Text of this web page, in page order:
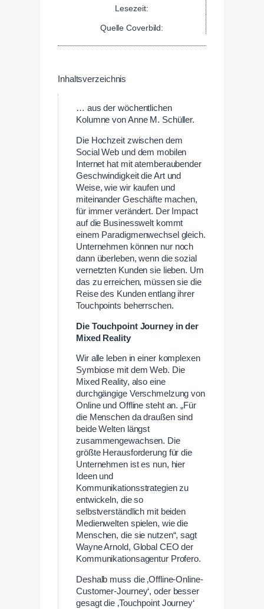
Lesezeit:
Quelle Coverbild:
Inhaltsverzeichnis
… aus der wöchentlichen
Kolumne von Anne M. Schüller.
Die Hochzeit zwischen dem
Social Web und dem mobilen
Internet hat mit atemberaubender
Geschwindigkeit die Art und
Weise, wie wir kaufen und
miteinander Geschäfte machen,
für immer verändert. Der Impact
auf die Businesswelt kommt
einem Paradigmenwechsel gleich.
Unternehmen können nur noch
dann überleben, wenn die sozial
vernetzten Kunden sie lieben. Um
das zu erreichen, müssen sie die
Reise des Kunden entlang ihrer
Touchpoints beherrschen.
Die Touchpoint Journey in der
Mixed Reality
Wir alle leben in einer komplexen
Symbiose mit dem Web. Die
Mixed Reality, also eine
durchgängige Verschmelzung von
Online und Offline steht an. „Für
die Menschen da draußen sind
beide Welten längst
zusammengewachsen. Die
größte Herausforderung für die
Unternehmen ist es nun, hier
Ideen und
Kommunikationsstrategien zu
entwickeln, die so
selbstverständlich mit beiden
Medienwelten spielen, wie die
Menschen, die sie nutzen“, sagt
Wayne Arnold, Global CEO der
Kommunikationsagentur Profero.
Deshalb muss die ‚Offline-Online-
Customer-Journey‘, oder besser
gesagt die ‚Touchpoint Journey‘